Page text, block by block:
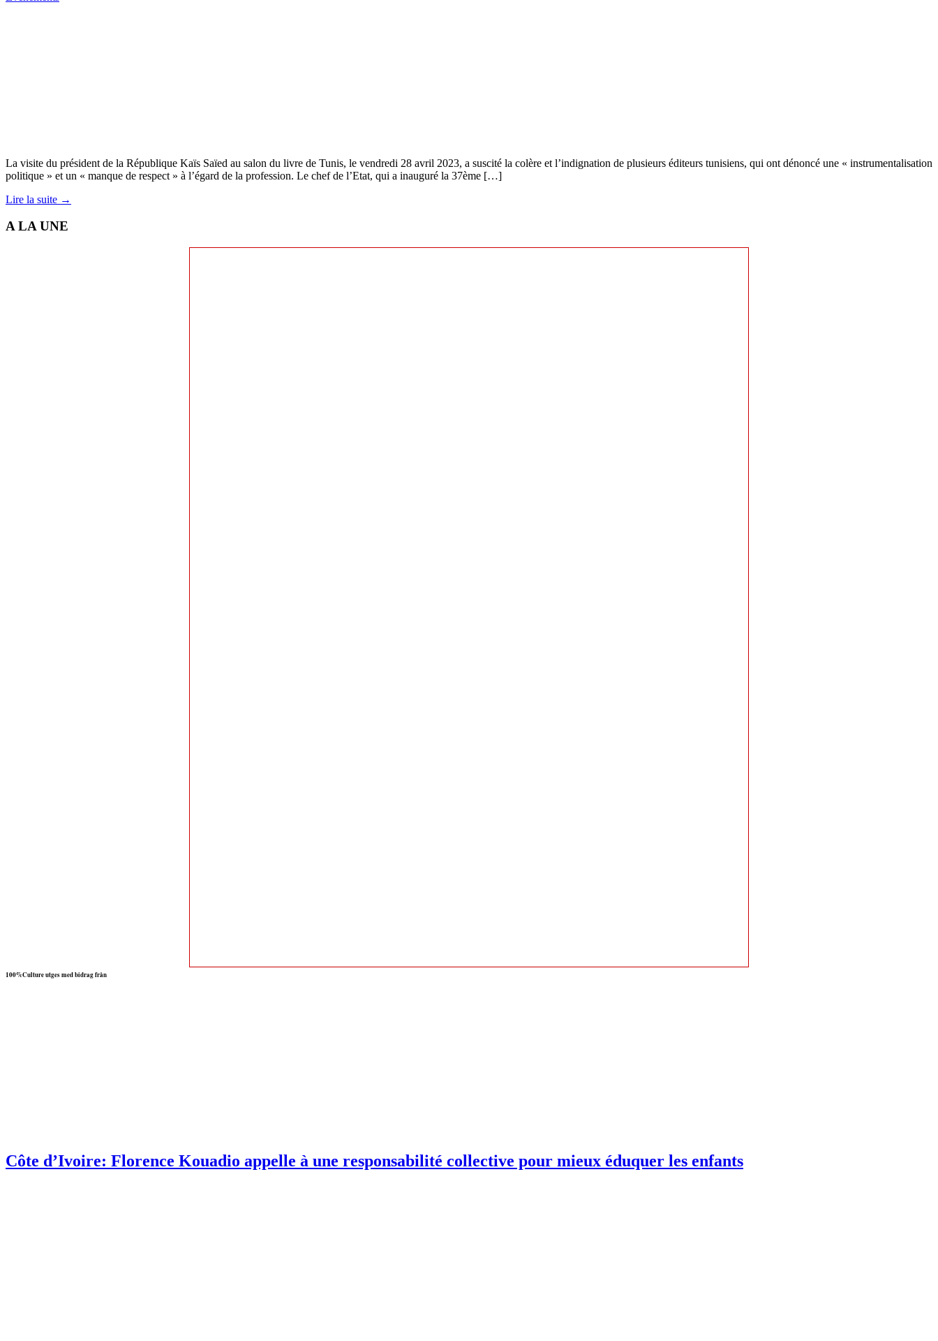
La visite du président de la République Kaïs Saïed au salon du livre de Tunis, le vendredi 28 avril 2023, a suscité la colère et l’indignation de plusieurs éditeurs tunisiens, qui ont dénoncé une « instrumentalisation
politique » et un « manque de respect » à l’égard de la profession. Le chef de l’Etat, qui a inauguré la 37ème […]
Lire la suite →
A LA UNE
100%Culture utges med bidrag från
Côte d’Ivoire: Florence Kouadio appelle à une responsabilité collective pour mieux éduquer les enfants